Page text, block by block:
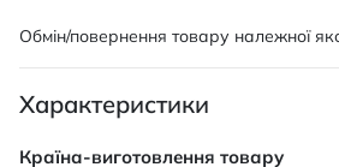
Обмін/повернення товару належної
Характеристики
Характеристики